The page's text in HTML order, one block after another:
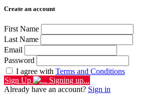
Create an account
First Name
Last Name
Email
Password
I agree with Terms and Conditions
Sign Up
Signing up...
Already have an account? Sign in